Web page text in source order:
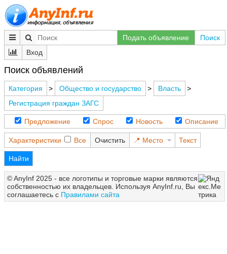
Подать объявление
Поиск
Вход
Поиск объявлений
Категория > Общество и государство > Власть
>
Регистрация граждан ЗАГС
Предложение Спрос Новость Описание
Характеристики Все Очистить Место Текст
Найти
© AnyInf 2025 - все логотипы и торговые марки являются
собственностью их владельцев. Используя AnyInf.ru, Вы
соглашаетесь с Правилами сайта